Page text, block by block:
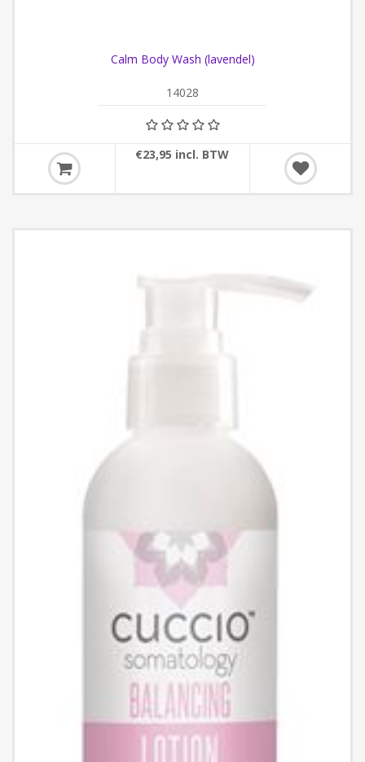
Calm Body Wash (lavendel)
14028
€23,95 incl. BTW